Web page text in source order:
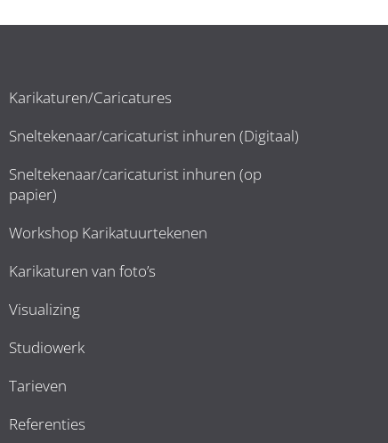
Karikaturen/Caricatures
Sneltekenaar/caricaturist inhuren (Digitaal)
Sneltekenaar/caricaturist inhuren (op
papier)
Workshop Karikatuurtekenen
Karikaturen van foto’s
Visualizing
Studiowerk
Tarieven
Referenties